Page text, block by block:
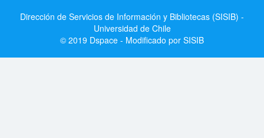
Dirección de Servicios de Información y Bibliotecas (SISIB) -
Universidad de Chile
© 2019 Dspace - Modificado por SISIB